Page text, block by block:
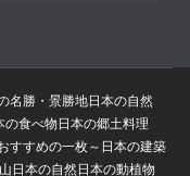
名勝・景勝地日本の自然
の食べ物 日本の郷土料理
すすめの一枚～ 日本の建築
日本の自然日本の動植物